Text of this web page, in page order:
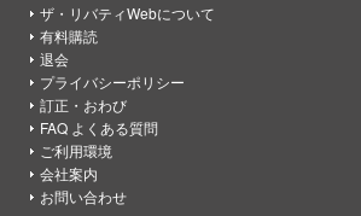
ザ・リバティWebについて
有料購読
退会
プライバシーポリシー
訂正・おわび
FAQ よくある質問
ご利用環境
会社案内
お問い合わせ